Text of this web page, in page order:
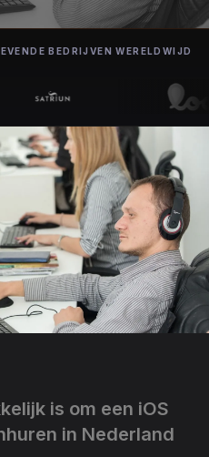
BEDRIJVEN WERELDWIJD
is om een iOS
in Nederland